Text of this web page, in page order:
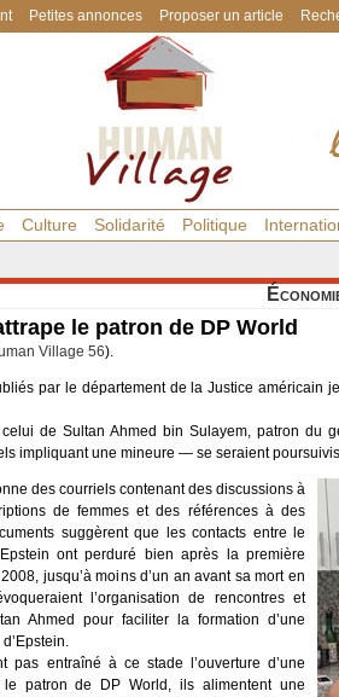
Petites annonces Proposer un article
Culture Solidarité Politique
le patron de DP World
Village 56).
par le département de la Justice américain
de Sultan Ahmed bin Sulayem, patron
impliquant une mineure — se seraient
des courriels contenant des discussions à
de femmes et des références à des
suggèrent que les contacts entre le
ont perduré bien après la première
jusqu’à moins d’un an avant sa mort en
l’organisation de rencontres et
Ahmed pour faciliter la formation d’une
pas entraîné à ce stade l’ouverture d’une
le patron de DP World, ils alimentent une